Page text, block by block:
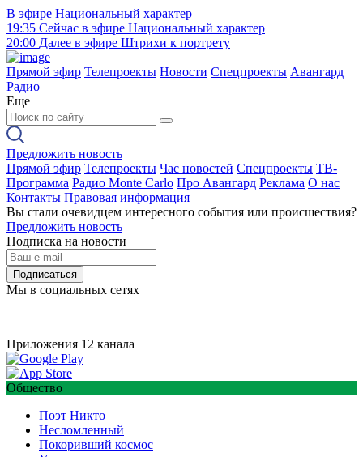
В эфире Национальный характер
19:35 Сейчас в эфире Национальный характер
20:00 Далее в эфире Штрихи к портрету
Прямой эфир Телепроекты Новости Спецпроекты Авангард
Радио
Еще
Предложить новость
Прямой эфир Телепроекты Час новостей Спецпроекты ТВ-
Программа Радио Monte Carlo Про Авангард Реклама О нас
Контакты Правовая информация
Вы стали очевидцем интересного события или происшествия?
Предложить новость
Подписка на новости
Подписаться
Мы в социальных сетях
Приложения 12 канала
Общество
Поэт Никто
Несломленный
Покоривший космос